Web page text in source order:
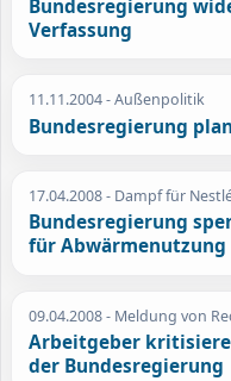
Bundesregierung
Verfassung
11.11.2004- Außenpolitik
Bundesregierung
17.04.2008- Dampf für
Bundesregierung
für Abwärmenutzung
09.04.2008- Meldung von
Arbeitgeber
der Bundesregierung